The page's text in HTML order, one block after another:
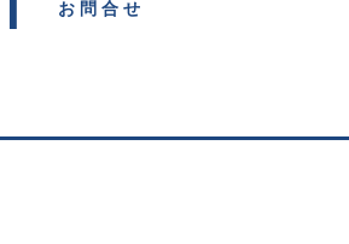
お問合せ